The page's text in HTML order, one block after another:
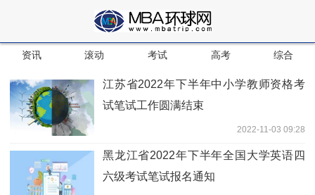
资讯 滚动 考试 高考 综合
江苏省2022年下半年中小学教师资格考
试笔试工作圆满结束
2022-11-03 09:28
黑龙江省2022年下半年全国大学英语四
六级考试笔试报名通知